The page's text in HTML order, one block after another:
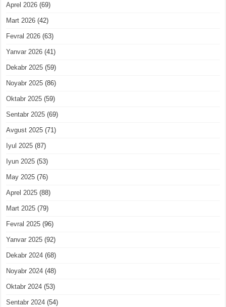
Aprel 2026 (69)
Mart 2026 (42)
Fevral 2026 (63)
Yanvar 2026 (41)
Dekabr 2025 (59)
Noyabr 2025 (86)
Oktabr 2025 (59)
Sentabr 2025 (69)
Avgust 2025 (71)
Iyul 2025 (87)
Iyun 2025 (53)
May 2025 (76)
Aprel 2025 (88)
Mart 2025 (79)
Fevral 2025 (96)
Yanvar 2025 (92)
Dekabr 2024 (68)
Noyabr 2024 (48)
Oktabr 2024 (53)
Sentabr 2024 (54)